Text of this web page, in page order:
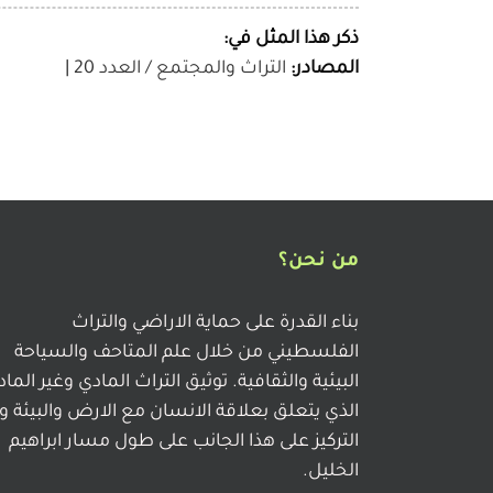
ذكر هذا المثل في:
المصادر: التراث والمجتمع / العدد 20
من نحن؟
بناء القدرة على حماية الاراضي والتراث
الفلسطيني من خلال علم المتاحف والسياحة
البيئية والثقافية. توثيق التراث المادي وغير
الذي يتعلق بعلاقة الانسان مع الارض والبيئة و
التركيز على هذا الجانب على طول مسار ابراهيم
الخليل.